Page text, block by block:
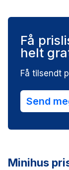
Få
helt
Få tilsendt
Send
Minihus